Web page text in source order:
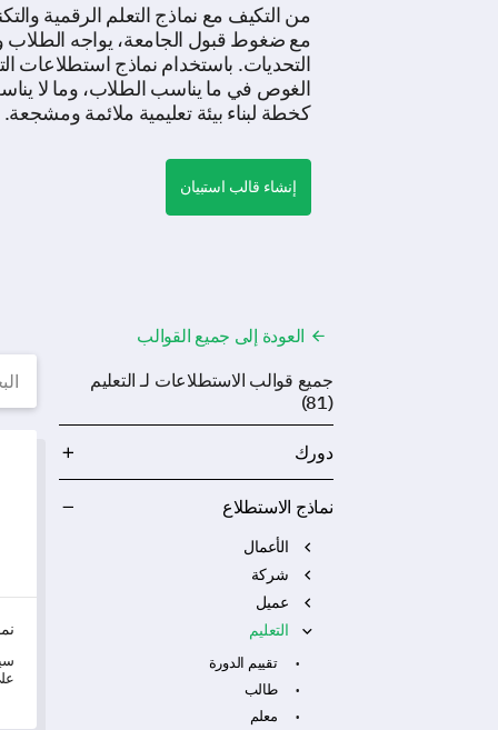
من التكيف مع نماذج التعلم الرقمية
مع ضغوط قبول الجامعة، يواجه الطلاب
التحديات. باستخدام نماذج استطلاعات
الغوص في ما يناسب الطلاب، وما لا
كخطة لبناء بيئة تعليمية ملائمة ومشجعة.
إنشاء قالب استبيان
العودة إلى جميع القوالب
جميع قوالب الاستطلاعات لـ التعليم
(81)
دورك
نماذج الاستطلاع
الأعمال
شركة
عميل
التعليم
تقييم الدورة
طالب
معلم